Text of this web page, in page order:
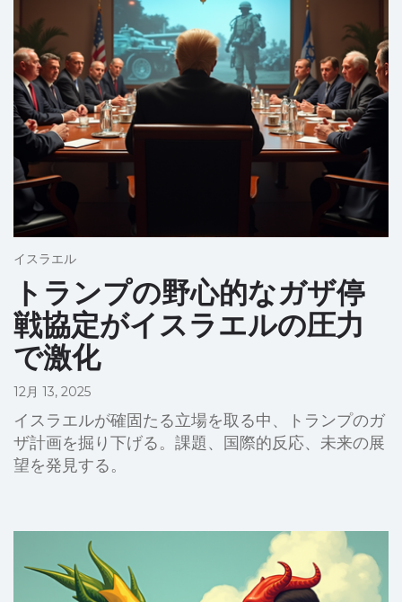
イスラエル
トランプの野心的なガザ停
戦協定がイスラエルの圧力
で激化
12月 13, 2025
イスラエルが確固たる立場を取る中、トランプのガ
ザ計画を掘り下げる。課題、国際的反応、未来の展
望を発見する。